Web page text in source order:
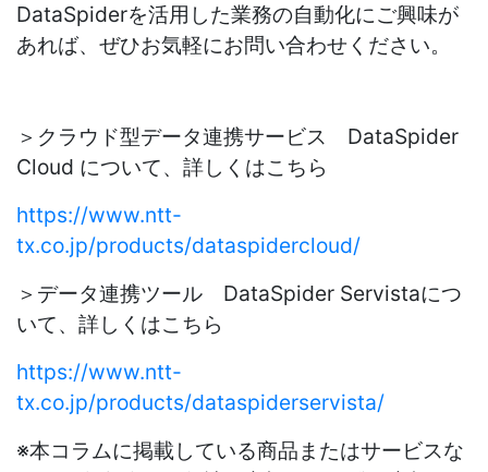
DataSpiderを活用した業務の自動化にご興味が
あれば、ぜひお気軽にお問い合わせください。
＞クラウド型データ連携サービス DataSpider
Cloud について、詳しくはこちら
https://www.ntt-
tx.co.jp/products/dataspidercloud/
＞データ連携ツール DataSpider Servistaにつ
いて、詳しくはこちら
https://www.ntt-
tx.co.jp/products/dataspiderservista/
※本コラムに掲載している商品またはサービスな